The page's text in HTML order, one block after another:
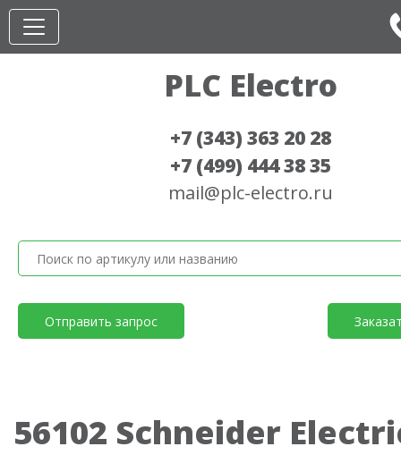
PLC Electro
+7 (343) 363 20 28
+7 (499) 444 38 35
mail@plc-electro.ru
Отправить запрос
56102 Schneider